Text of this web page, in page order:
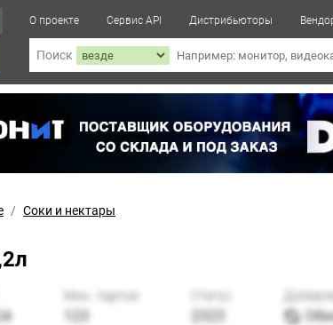
О проекте Сервис API Дистрибьюторы
Поиск
Соки и нектары